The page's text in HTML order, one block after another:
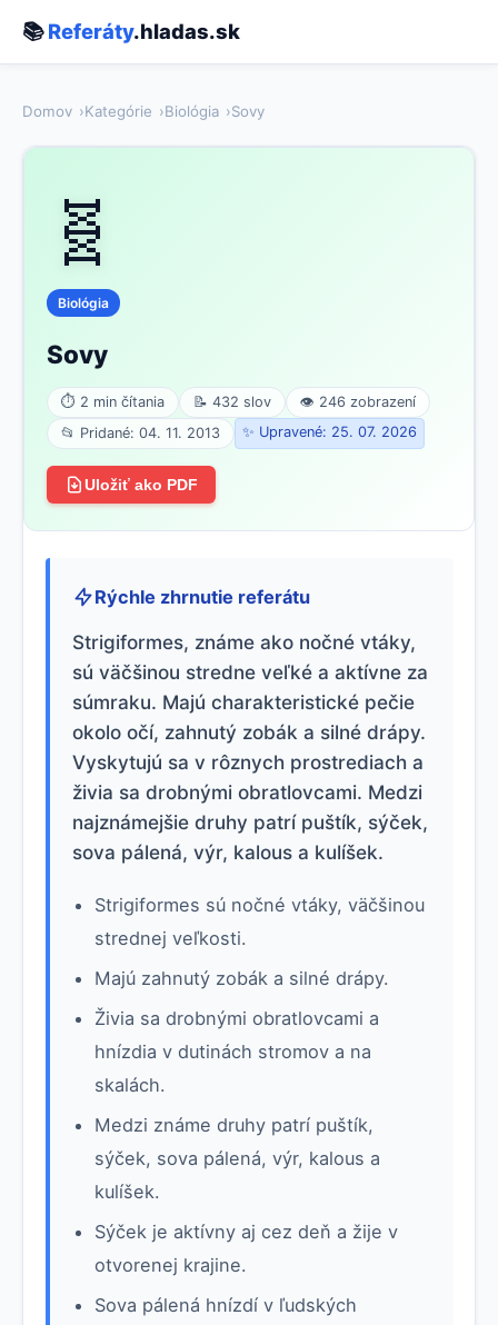
📚Referáty.hladas.sk
Domov Kategórie Biológia Sovy
🧬
Biológia
Sovy
⏱ 2 min čítania 📝 432 slov
👁 246 zobrazení
📂 Pridané: 04. 11. 2013
✨ Upravené: 25. 07. 2026
Uložiť ako PDF
Rýchle zhrnutie referátu
Strigiformes, známe ako nočné vtáky,
sú väčšinou stredne veľké a aktívne za
súmraku. Majú charakteristické pečie
okolo očí, zahnutý zobák a silné drápy.
Vyskytujú sa v rôznych prostrediach a
živia sa drobnými obratlovcami. Medzi
najznámejšie druhy patrí puštík, sýček,
sova pálená, výr, kalous a kulíšek.
Strigiformes sú nočné vtáky, väčšinou
strednej veľkosti.
Majú zahnutý zobák a silné drápy.
Živia sa drobnými obratlovcami a
hnízdia v dutinách stromov a na
skalách.
Medzi známe druhy patrí puštík,
sýček, sova pálená, výr, kalous a
kulíšek.
Sýček je aktívny aj cez deň a žije v
otvorenej krajine.
Sova pálená hnízdí v ľudských